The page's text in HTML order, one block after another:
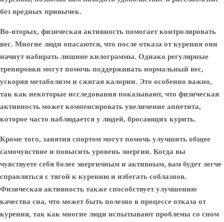
без вредных привычек.
Во-вторых, физическая активность помогает контролировать
вес. Многие люди опасаются, что после отказа от курения они
начнут набирать лишние килограммы. Однако регулярные
тренировки могут помочь поддерживать нормальный вес,
ускоряя метаболизм и сжигая калории. Это особенно важно,
так как некоторые исследования показывают, что физическая
активность может компенсировать увеличение аппетита,
которое часто наблюдается у людей, бросающих курить.
Кроме того, занятия спортом могут помочь улучшить общее
самочувствие и повысить уровень энергии. Когда вы
чувствуете себя более энергичным и активным, вам будет легче
справляться с тягой к курению и избегать соблазнов.
Физическая активность также способствует улучшению
качества сна, что может быть полезно в процессе отказа от
курения, так как многие люди испытывают проблемы со сном